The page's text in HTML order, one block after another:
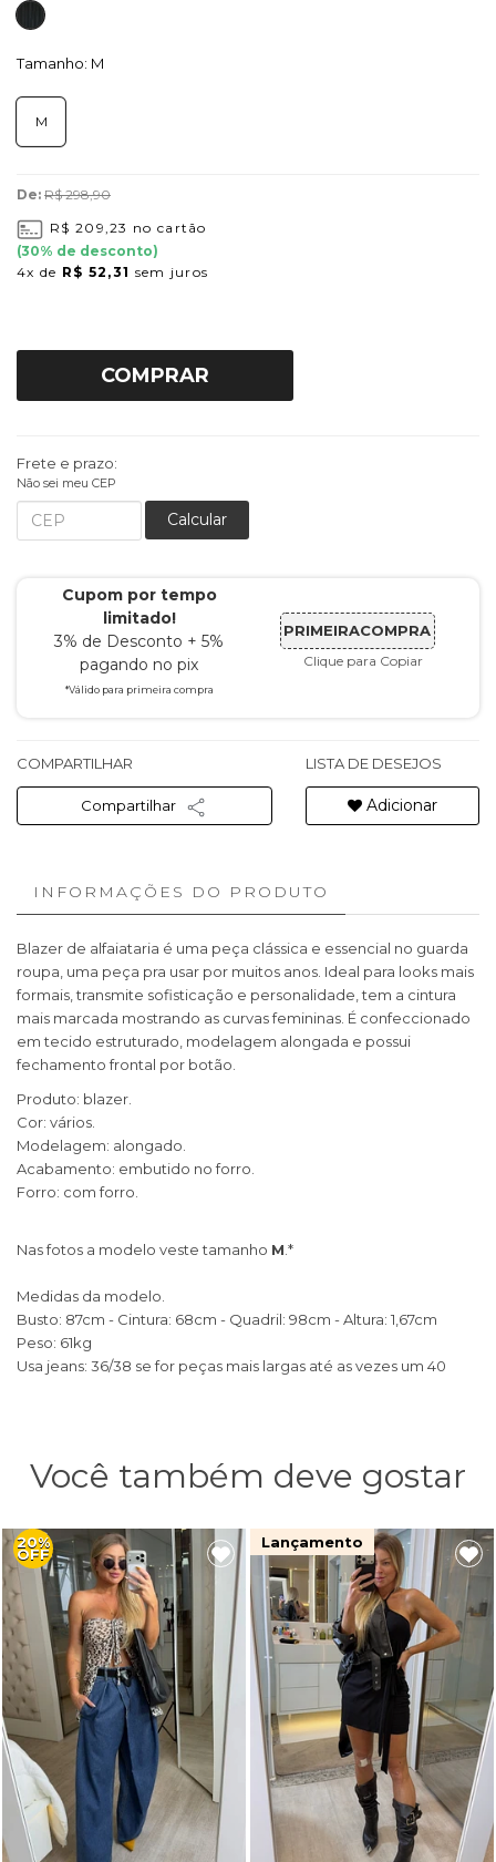
Tamanho: M
M
De: R$ 298,90
R$ 209,23 no cartão
(30% de desconto)
4x de R$ 52,31 sem juros
COMPRAR
Frete e prazo:
Não sei meu CEP
Calcular
Cupom por tempo
limitado!
3% de Desconto + 5%
pagando no pix
*Válido para primeira compra
PRIMEIRACOMPRA
Clique para Copiar
COMPARTILHAR
Compartilhar
LISTA DE DESEJOS
Adicionar
INFORMAÇÕES DO PRODUTO
Blazer de alfaiataria é uma peça clássica e essencial no guarda
roupa, uma peça pra usar por muitos anos. Ideal para looks mais
formais, transmite sofisticação e personalidade, tem a cintura
mais marcada mostrando as curvas femininas. É confeccionado
em tecido estruturado, modelagem alongada e possui
fechamento frontal por botão.
Produto: blazer.
Cor: vários.
Modelagem: alongado.
Acabamento: embutido no forro.
Forro: com forro.
Nas fotos a modelo veste tamanho M .*
Medidas da modelo.
Busto: 87cm - Cintura: 68cm - Quadril: 98cm - Altura: 1,67cm
Peso: 61kg
Usa jeans: 36/38 se for peças mais largas até as vezes um 40
Você também deve gostar
20%
OFF
Lançamento